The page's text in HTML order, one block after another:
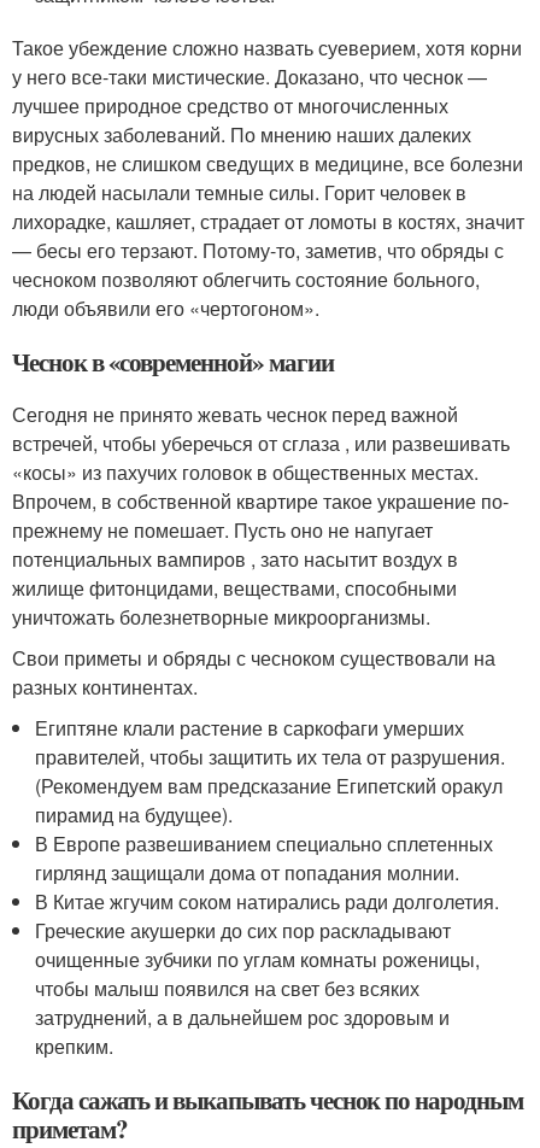
Такое убеждение сложно назвать суеверием, хотя корни
у него все-таки мистические. Доказано, что чеснок —
лучшее природное средство от многочисленных
вирусных заболеваний. По мнению наших далеких
предков, не слишком сведущих в медицине, все болезни
на людей насылали темные силы. Горит человек в
лихорадке, кашляет, страдает от ломоты в костях, значит
— бесы его терзают. Потому-то, заметив, что обряды с
чесноком позволяют облегчить состояние больного,
люди объявили его «чертогоном».
Чеснок в «современной» магии
Сегодня не принято жевать чеснок перед важной
встречей, чтобы уберечься от сглаза , или развешивать
«косы» из пахучих головок в общественных местах.
Впрочем, в собственной квартире такое украшение по-
прежнему не помешает. Пусть оно не напугает
потенциальных вампиров , зато насытит воздух в
жилище фитонцидами, веществами, способными
уничтожать болезнетворные микроорганизмы.
Свои приметы и обряды с чесноком существовали на
разных континентах.
Египтяне клали растение в саркофаги умерших
правителей, чтобы защитить их тела от разрушения.
(Рекомендуем вам предсказание Египетский оракул
пирамид на будущее).
В Европе развешиванием специально сплетенных
гирлянд защищали дома от попадания молнии.
В Китае жгучим соком натирались ради долголетия.
Греческие акушерки до сих пор раскладывают
очищенные зубчики по углам комнаты роженицы,
чтобы малыш появился на свет без всяких
затруднений, а в дальнейшем рос здоровым и
крепким.
Когда сажать и выкапывать чеснок по народным
приметам?